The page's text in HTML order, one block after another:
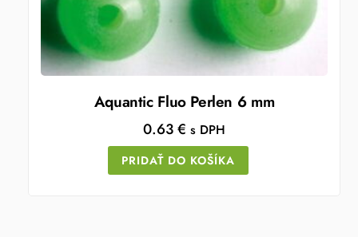
Aquantic Fluo Perlen 6 mm
0.63€ s DPH
PRIDAŤ DO KOŠÍKA